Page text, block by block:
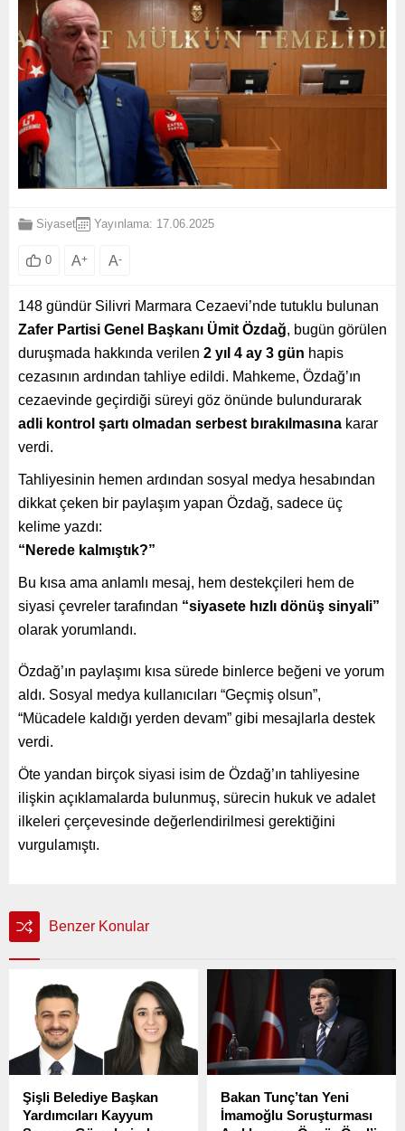
Siyaset Yayınlama: 17.06.2025
0 A+ A-
148 gündür Silivri Marmara Cezaevi’nde tutuklu bulunan
Zafer Partisi Genel Başkanı Ümit Özdağ, bugün görülen
duruşmada hakkında verilen 2 yıl 4 ay 3 gün hapis
cezasının ardından tahliye edildi. Mahkeme, Özdağ’ın
cezaevinde geçirdiği süreyi göz önünde bulundurarak
adli kontrol şartı olmadan serbest bırakılmasına karar
verdi.
Tahliyesinin hemen ardından sosyal medya hesabından
dikkat çeken bir paylaşım yapan Özdağ, sadece üç
kelime yazdı:
“Nerede kalmıştık?”
Bu kısa ama anlamlı mesaj, hem destekçileri hem de
siyasi çevreler tarafından “siyasete hızlı dönüş sinyali”
olarak yorumlandı.
Özdağ’ın paylaşımı kısa sürede binlerce beğeni ve yorum
aldı. Sosyal medya kullanıcıları “Geçmiş olsun”,
“Mücadele kaldığı yerden devam” gibi mesajlarla destek
verdi.
Öte yandan birçok siyasi isim de Özdağ’ın tahliyesine
ilişkin açıklamalarda bulunmuş, sürecin hukuk ve adalet
ilkeleri çerçevesinde değerlendirilmesi gerektiğini
vurgulamıştı.
Benzer Konular
Şişli Belediye Başkan
Yardımcıları Kayyum
Bakan Tunç’tan Yeni
İmamoğlu Soruşturması